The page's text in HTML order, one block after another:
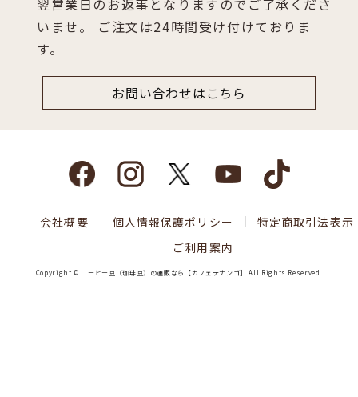
翌営業日のお返事となりますのでご了承くださ
いませ。 ご注文は24時間受け付けておりま
す。
お問い合わせはこちら
会社概要 個人情報保護ポリシー
特定商取引法表示
ご利用案内
Copyright © コーヒー豆（珈琲豆）の通販なら【カフェテナンゴ】 All Rights Reserved.